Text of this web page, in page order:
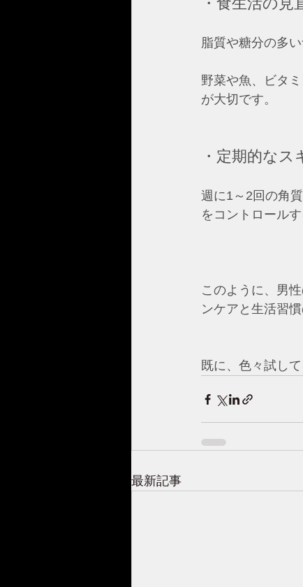
脂質や糖分の多
野菜や魚、ビタ
が大切です。
・定期的なス
週に1～2回の角
をコントロール
このように、男
ンケアと生活習
既に、色々試し
最新記事